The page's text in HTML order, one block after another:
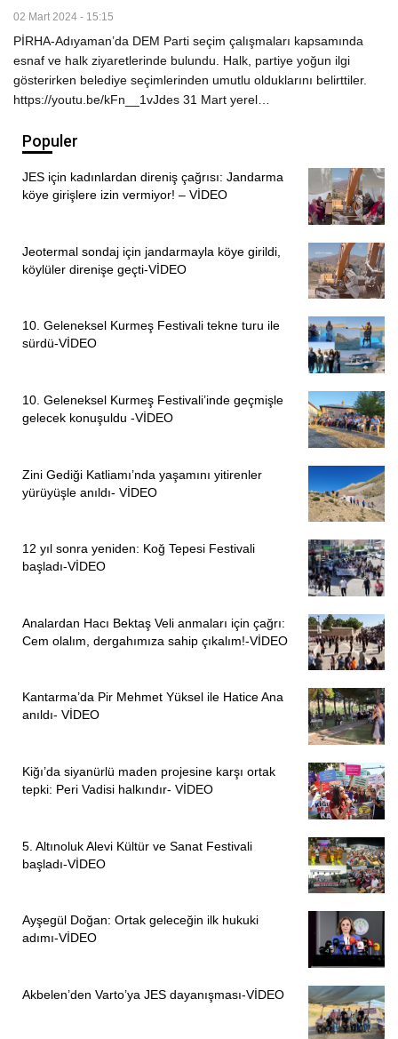
02 Mart 2024 - 15:15
PİRHA-Adıyaman’da DEM Parti seçim çalışmaları kapsamında
esnaf ve halk ziyaretlerinde bulundu. Halk, partiye yoğun ilgi
gösterirken belediye seçimlerinden umutlu olduklarını belirttiler.
https://youtu.be/kFn__1vJdes 31 Mart yerel…
Populer
JES için kadınlardan direniş çağrısı: Jandarma
köye girişlere izin vermiyor! – VİDEO
Jeotermal sondaj için jandarmayla köye girildi,
köylüler direnişe geçti-VİDEO
10. Geleneksel Kurmeş Festivali tekne turu ile
sürdü-VİDEO
10. Geleneksel Kurmeş Festivali’inde geçmişle
gelecek konuşuldu -VİDEO
Zini Gediği Katliamı’nda yaşamını yitirenler
yürüyüşle anıldı- VİDEO
12 yıl sonra yeniden: Koğ Tepesi Festivali
başladı-VİDEO
Analardan Hacı Bektaş Veli anmaları için çağrı:
Cem olalım, dergahımıza sahip çıkalım!-VİDEO
Kantarma’da Pir Mehmet Yüksel ile Hatice Ana
anıldı- VİDEO
Kiğı’da siyanürlü maden projesine karşı ortak
tepki: Peri Vadisi halkındır- VİDEO
5. Altınoluk Alevi Kültür ve Sanat Festivali
başladı-VİDEO
Ayşegül Doğan: Ortak geleceğin ilk hukuki
adımı-VİDEO
Akbelen’den Varto’ya JES dayanışması-VİDEO